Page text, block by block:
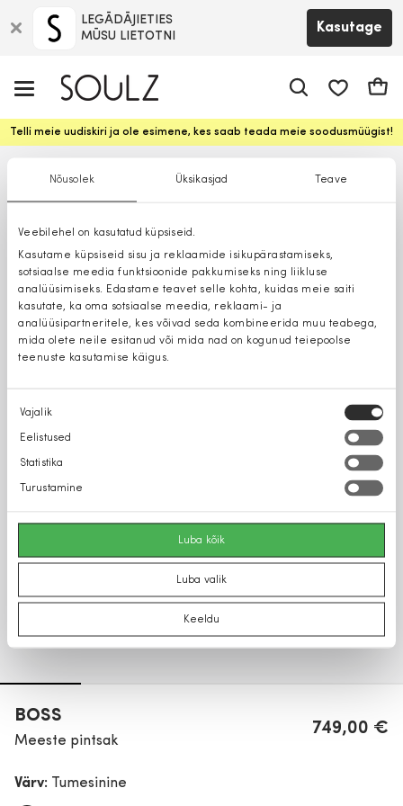
Nõusolek Üksikasjad Teave
Veebilehel on kasutatud küpsiseid.
Kasutame küpsiseid sisu ja reklaamide isikupärastamiseks,
sotsiaalse meedia funktsioonide pakkumiseks ning liikluse
analüüsimiseks. Edastame teavet selle kohta, kuidas meie saiti
kasutate, ka oma sotsiaalse meedia, reklaami- ja
analüüsipartneritele, kes võivad seda kombineerida muu teabega,
mida olete neile esitanud või mida nad on kogunud teiepoolse
teenuste kasutamise käigus.
Nõusoleku
valik
Vajalik
Eelistused
Statistika
Turustamine
Luba kõik
Luba valik
Keeldu
LEGĀDĀJIETIES
MŪSU LIETOTNI
Kasutage
Telli meie uudiskiri ja ole esimene, kes saab teada meie soodusmüügist!
BOSS
Meeste pintsak
749,00 €
Värv: Tumesinine